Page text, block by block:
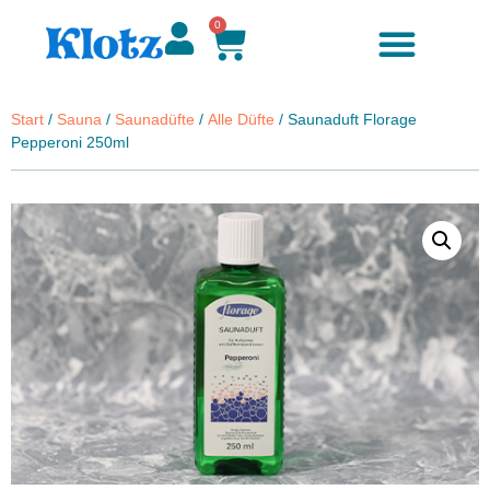
0
Start / Sauna / Saunadüfte / Alle Düfte / Saunaduft Florage
Pepperoni 250ml